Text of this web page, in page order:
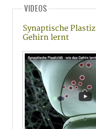
VIDEOS
Synaptische
Gehirn lernt